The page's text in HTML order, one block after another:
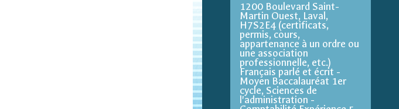
1200 Boulevard Saint-
Martin Ouest, Laval,
H7S2E4 (certificats,
permis, cours,
appartenance à un ordre ou
une association
professionnelle, etc.)
Français parlé et écrit -
Moyen Baccalauréat 1er
cycle, Sciences de
l'administration -